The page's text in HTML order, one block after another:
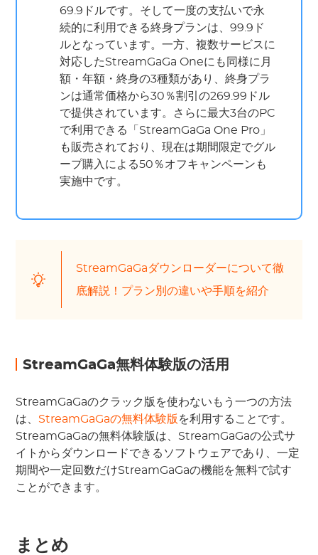
69.9ドルです。そして一度の支払いで永
続的に利用できる終身プランは、99.9ド
ルとなっています。一方、複数サービスに
対応したStreamGaGa Oneにも同様に月
額・年額・終身の3種類があり、終身プラ
ンは通常価格から30％割引の269.99ドル
で提供されています。さらに最大3台のPC
で利用できる「StreamGaGa One Pro」
も販売されており、現在は期間限定でグル
ープ購入による50％オフキャンペーンも
実施中です。
StreamGaGaダウンローダーについて徹
底解説！プラン別の違いや手順を紹介
StreamGaGa無料体験版の活用
StreamGaGaのクラック版を使わないもう一つの方法
は、 StreamGaGaの無料体験版 を利用することです。
StreamGaGaの無料体験版は、StreamGaGaの公式サ
イトからダウンロードできるソフトウェアであり、一定
期間や一定回数だけStreamGaGaの機能を無料で試す
ことができます。
まとめ